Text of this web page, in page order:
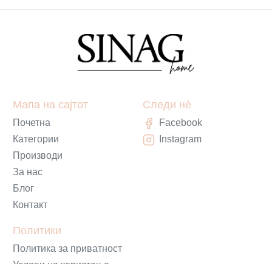
Мапа на сајтот
Почетна
Категории
Производи
За нас
Блог
Контакт
Политики
Политика за приватност
Следи нè
Facebook
Instagram